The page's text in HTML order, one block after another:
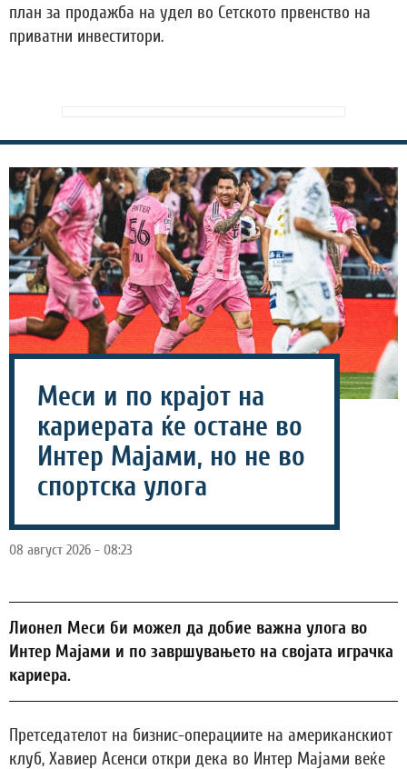
план за продажба на удел во Сетското првенство на
приватни инвеститори.
Меси и по крајот на
кариерата ќе остане во
Интер Мајами, но не во
спортска улога
08 август 2026 - 08:23
Лионел Меси би можел да добие важна улога во
Интер Мајами и по завршувањето на својата играчка
кариера.
Претседателот на бизнис-операциите на американскиот
клуб, Хавиер Асенси откри дека во Интер Мајами веќе